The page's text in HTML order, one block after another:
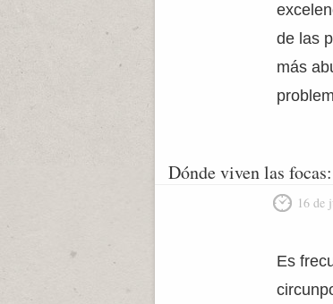
de las
más
Dónde viven las
16 de
Es